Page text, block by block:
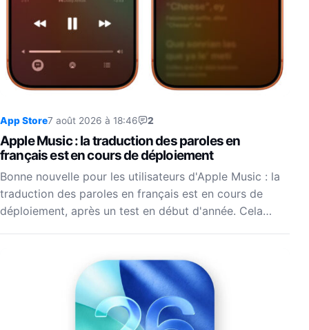
App Store7 août 2026 à 18:46 2
Apple Music : la traduction des paroles en
français est en cours de déploiement
Bonne nouvelle pour les utilisateurs d'Apple Music : la
traduction des paroles en français est en cours de
déploiement, après un test en début d'année. Cela…